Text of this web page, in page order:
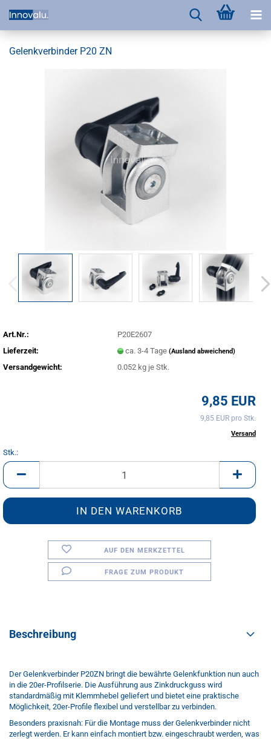
Gelenkverbinder P20 ZN
Art.Nr.:
P20E2607
Lieferzeit:
ca. 3-4 Tage(Ausland abweichend)
Versandgewicht: 0.052 kg je Stk.
9,85 EUR
9,85 EUR pro Stk.
Versand
Stk.:
Stk.
AUF DEN MERKZETTEL
FRAGE ZUM PRODUKT
Beschreibung
Der Gelenkverbinder P20ZN bringt die bewährte Gelenkfunktion nun auch
in die 20er-Profilserie. Die Ausführung aus Zinkdruckguss wird
standardmäßig mit Klemmhebel geliefert und bietet eine praktische
Möglichkeit, 20er-Profile flexibel und verstellbar zu verbinden.
Besonders praxisnah: Für die Montage muss der Gelenkverbinder nicht
zerlegt werden. Er kann einfach montiert bzw. eingeschraubt werden, was